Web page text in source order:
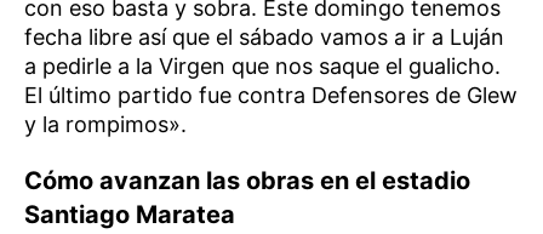
con eso basta y sobra. Este domingo tenemos
fecha libre así que el sábado vamos a ir a Luján
a pedirle a la Virgen que nos saque el gualicho.
El último partido fue contra Defensores de Glew
y la rompimos».
Cómo avanzan las obras en el estadio
Santiago Maratea